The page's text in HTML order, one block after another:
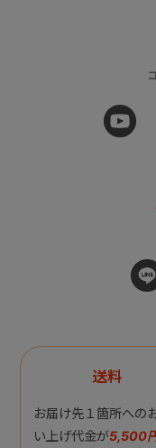
送料
お届け先１箇所への
い上げ代金が5,500